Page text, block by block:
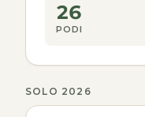
26
PODI
SOLO 2026